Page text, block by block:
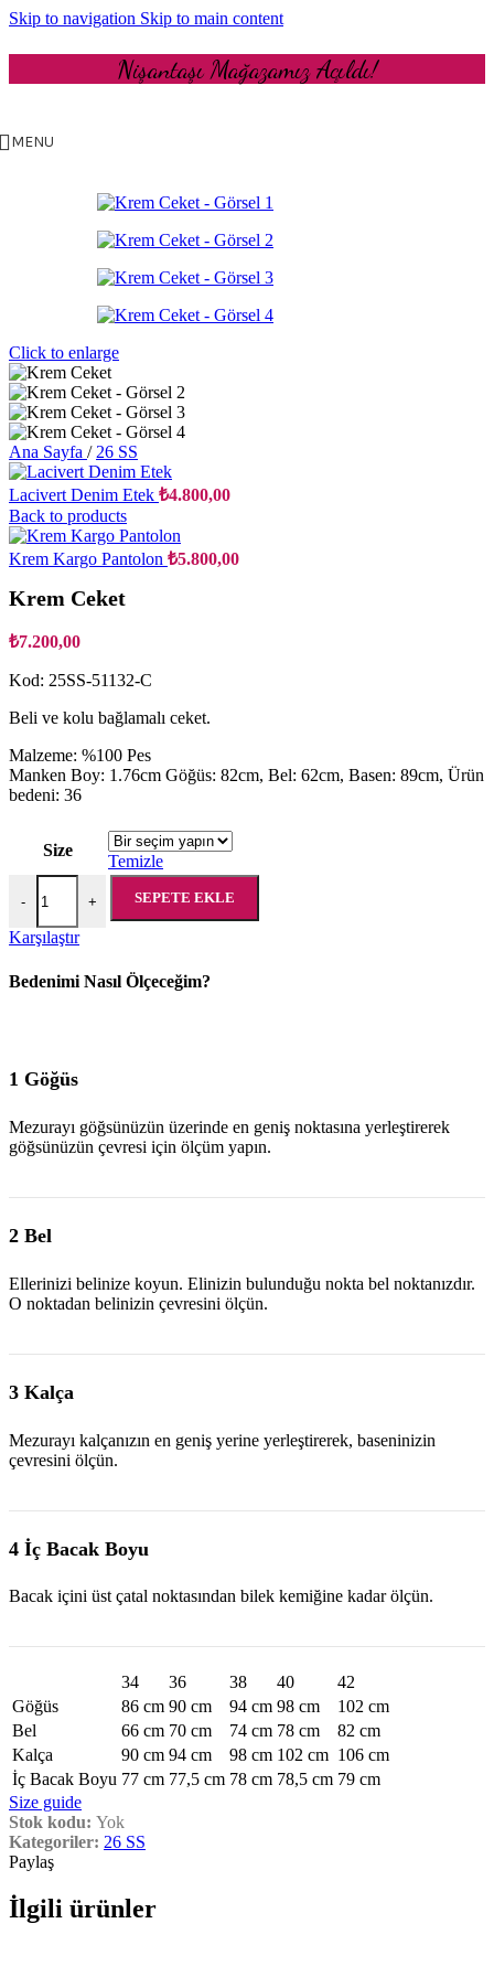
Skip to navigation Skip to main content
Nişantaşı Mağazamız Açıldı!
MENU
Click to enlarge
Ana Sayfa / 26 SS
Lacivert Denim Etek ₺4.800,00
Back to products
Krem Kargo Pantolon ₺5.800,00
Krem Ceket
₺7.200,00
Kod: 25SS-51132-C
Beli ve kolu bağlamalı ceket.
Malzeme: %100 Pes
Manken Boy: 1.76cm Göğüs: 82cm, Bel: 62cm, Basen: 89cm, Ürün
bedeni: 36
Size
Temizle
-
Krem Ceket adet
+ SEPETE EKLE
Karşılaştır
Bedenimi Nasıl Ölçeceğim?
1 Göğüs
Mezurayı göğsünüzün üzerinde en geniş noktasına yerleştirerek
göğsünüzün çevresi için ölçüm yapın.
2 Bel
Ellerinizi belinize koyun. Elinizin bulunduğu nokta bel noktanızdır.
O noktadan belinizin çevresini ölçün.
3 Kalça
Mezurayı kalçanızın en geniş yerine yerleştirerek, baseninizin
çevresini ölçün.
4 İç Bacak Boyu
Bacak içini üst çatal noktasından bilek kemiğine kadar ölçün.
34 36 38 40
42
Göğüs
86 cm 90 cm 94 cm 98 cm
102 cm
Bel
66 cm 70 cm 74 cm 78 cm
82 cm
Kalça
90 cm 94 cm 98 cm 102 cm 106 cm
İç Bacak Boyu 77 cm 77,5 cm 78 cm 78,5 cm 79 cm
Size guide
Stok kodu: Yok
Kategoriler: 26 SS
Paylaş
İlgili ürünler